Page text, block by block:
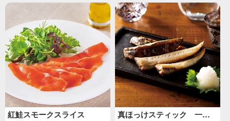
紅鮭スモークスライス 真ほっけスティック 一…